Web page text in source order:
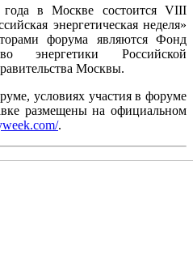
в Москве состоится VIII
энергетическая неделя»
форума являются Фонд
энергетики Российской
Москвы.
условиях участия в форуме
размещены на официальном
.